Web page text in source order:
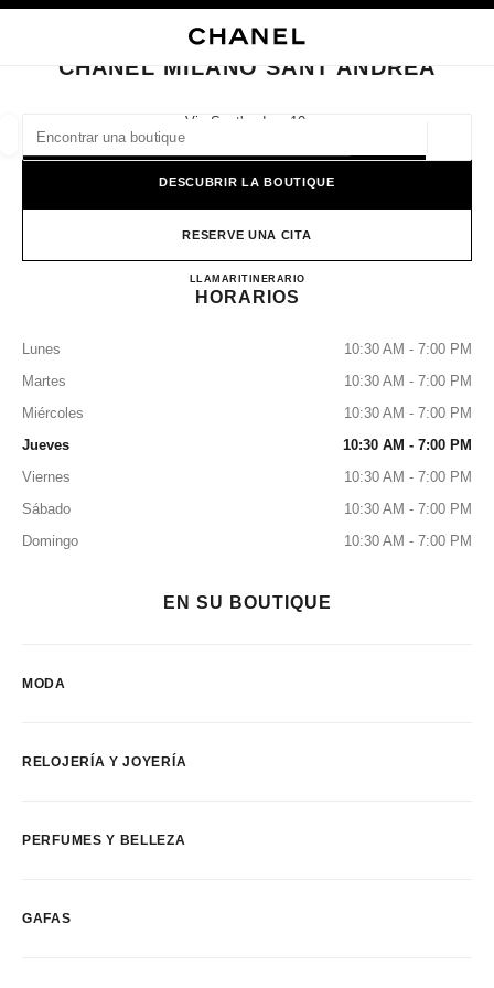
las sugerencias se muestran debajo de esta barra de búsqueda
0 Sugerencias disponibles
CERRAR TARJETA DE BOUTIQUE CHANEL MILANO SANT'ANDREA
CHANEL MILANO SANT'ANDREA
Via Sant'andrea 10,
DESCUBRIR LA BOUTIQUE
RESERVE UNA CITA
LLAMAR+39 02 7788 6999
ITINERARIOCHANEL MILANO
HORARIOS
Lunes
10:30 AM - 7:00 PM
Martes
10:30 AM - 7:00 PM
Miércoles
10:30 AM - 7:00 PM
Jueves
10:30 AM - 7:00 PM
Viernes
10:30 AM - 7:00 PM
Sábado
10:30 AM - 7:00 PM
Domingo
10:30 AM - 7:00 PM
EN SU BOUTIQUE
MODA
RELOJERÍA Y JOYERÍA
PERFUMES Y BELLEZA
GAFAS
resultado de los filtros por:
GAFAS RELOJERÍA Y JOYERÍA